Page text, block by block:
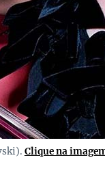
Clique na